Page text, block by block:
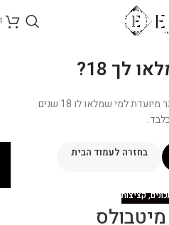
לך 18?
הכניסה והרכישה בחנות האתר מיועדת למי שמלאו לו 18 שנים
בחזרה לעמוד הבית
,קציצות